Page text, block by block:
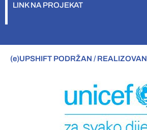
LINK NA PROJEKAT
(e)UPSHIFT PODRŽAN / REALIZOVAN